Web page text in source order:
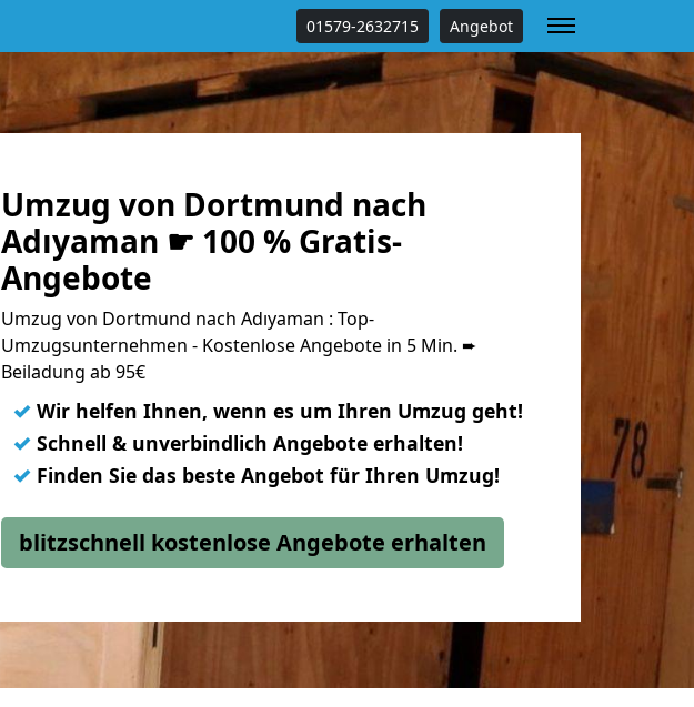
01579-2632715 Angebot
Umzug von Dortmund nach
Adıyaman ☛ 100 % Gratis-
Angebote
Umzug von Dortmund nach Adıyaman : Top-
Umzugsunternehmen - Kostenlose Angebote in 5 Min. ➨
Beiladung ab 95€
✓ Wir helfen Ihnen, wenn es um Ihren Umzug geht!
✓ Schnell & unverbindlich Angebote erhalten!
✓ Finden Sie das beste Angebot für Ihren Umzug!
blitzschnell kostenlose Angebote erhalten